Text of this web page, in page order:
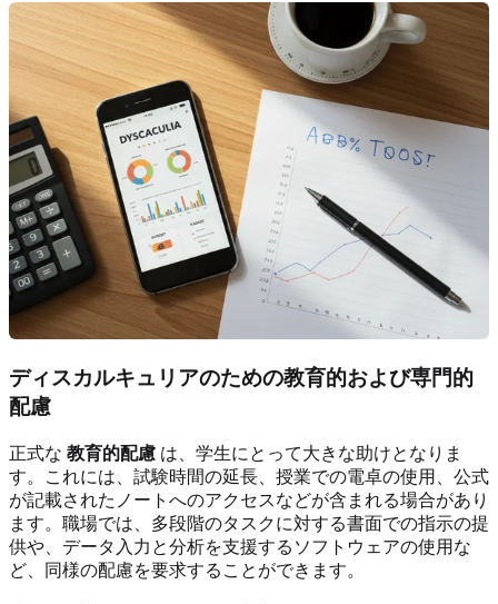
ディスカルキュリアのための教育的および専門的
配慮
正式な 教育的配慮 は、学生にとって大きな助けとなりま
す。これには、試験時間の延長、授業での電卓の使用、公式
が記載されたノートへのアクセスなどが含まれる場合があり
ます。職場では、多段階のタスクに対する書面での指示の提
供や、データ入力と分析を支援するソフトウェアの使用な
ど、同様の配慮を要求することができます。